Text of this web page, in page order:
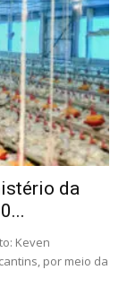
da
Keven
por meio da